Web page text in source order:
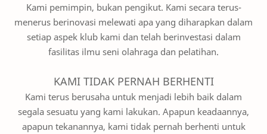
Kami pemimpin, bukan pengikut. Kami secara terus-
menerus berinovasi melewati apa yang diharapkan dalam
setiap aspek klub kami dan telah berinvestasi dalam
fasilitas ilmu seni olahraga dan pelatihan.
KAMI TIDAK PERNAH BERHENTI
Kami terus berusaha untuk menjadi lebih baik dalam
segala sesuatu yang kami lakukan. Apapun keadaannya,
apapun tekanannya, kami tidak pernah berhenti untuk